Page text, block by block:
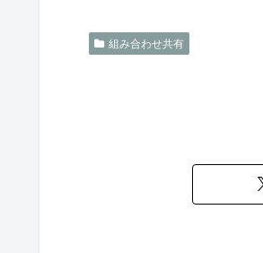
組み合わせ共有